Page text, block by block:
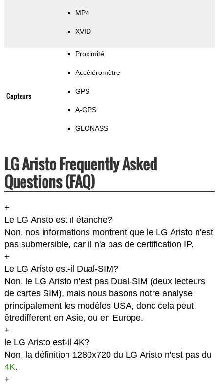
MP4
XVID
Capteurs
Proximité
Accéléromètre
GPS
A-GPS
GLONASS
LG Aristo Frequently Asked
Questions (FAQ)
+
Le LG Aristo est il étanche?
Non, nos informations montrent que le LG Aristo n'est
pas submersible, car il n'a pas de certification IP.
+
Le LG Aristo est-il Dual-SIM?
Non, le LG Aristo n'est pas Dual-SIM (deux lecteurs
de cartes SIM), mais nous basons notre analyse
principalement les modèles USA, donc cela peut
êtredifferent en Asie, ou en Europe.
+
le LG Aristo est-il 4K?
Non, la définition 1280x720 du LG Aristo n'est pas du
4K.
+